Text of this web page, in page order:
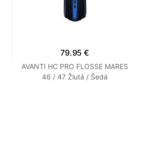
79.95 €
AVANTI HC PRO FLOSSE MARES
46 / 47 Žlutá / Šedá